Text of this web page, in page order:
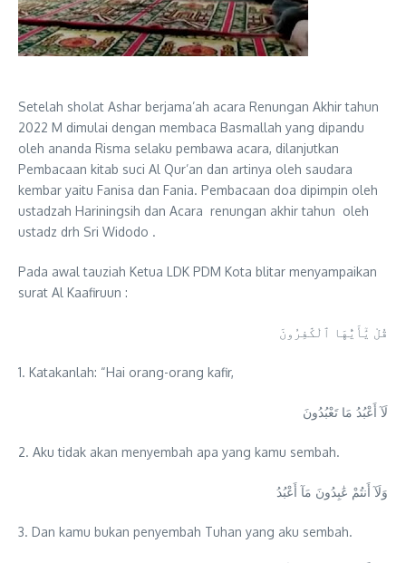
Setelah sholat Ashar berjama’ah acara Renungan Akhir tahun
2022 M dimulai dengan membaca Basmallah yang dipandu
oleh ananda Risma selaku pembawa acara, dilanjutkan
Pembacaan kitab suci Al Qur’an dan artinya oleh saudara
kembar yaitu Fanisa dan Fania. Pembacaan doa dipimpin oleh
ustadzah Hariningsih dan Acara renungan akhir tahun oleh
ustadz drh Sri Widodo .
Pada awal tauziah Ketua LDK PDM Kota blitar menyampaikan
surat Al Kaafiruun :
قُلْ يَٰٓأَيُّهَا ٱلْكَٰفِرُونَ
1. Katakanlah: “Hai orang-orang kafir,
لَآ أَعْبُدُ مَا تَعْبُدُونَ
2. Aku tidak akan menyembah apa yang kamu sembah.
وَلَآ أَنتُمْ عَٰبِدُونَ مَآ أَعْبُدُ
3. Dan kamu bukan penyembah Tuhan yang aku sembah.